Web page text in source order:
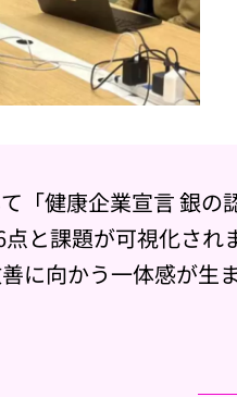
「健康企業宣言 銀
と課題が可視化さ
に向かう一体感が生